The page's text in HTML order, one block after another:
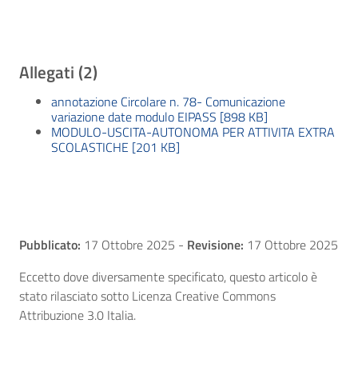
Allegati (2)
annotazione Circolare n. 78- Comunicazione
variazione date modulo EIPASS [898 KB]
MODULO-USCITA-AUTONOMA PER ATTIVITA EXTRA
SCOLASTICHE [201 KB]
Pubblicato: 17 Ottobre 2025 - Revisione: 17 Ottobre 2025
Eccetto dove diversamente specificato, questo articolo è
stato rilasciato sotto Licenza Creative Commons
Attribuzione 3.0 Italia.